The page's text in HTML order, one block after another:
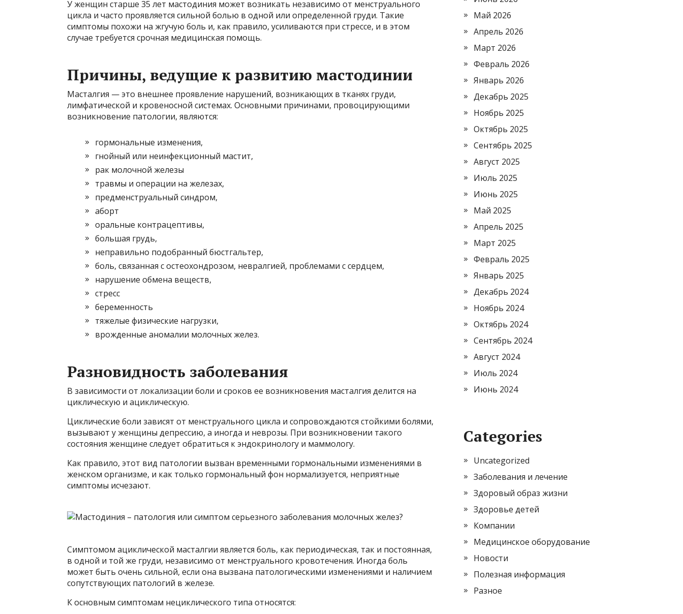
У женщин старше 35 лет мастодиния может возникать независимо от менструального
цикла и часто проявляется сильной болью в одной или определенной груди. Такие
симптомы похожи на жгучую боль и, как правило, усиливаются при стрессе, и в этом
случае требуется срочная медицинская помощь.
Причины, ведущие к развитию мастодинии
Масталгия — это внешнее проявление нарушений, возникающих в тканях груди,
лимфатической и кровеносной системах. Основными причинами, провоцирующими
возникновение патологии, являются:
гормональные изменения,
гнойный или неинфекционный мастит,
рак молочной железы
травмы и операции на железах,
предменструальный синдром,
аборт
оральные контрацептивы,
большая грудь,
неправильно подобранный бюстгальтер,
боль, связанная с остеохондрозом, невралгией, проблемами с сердцем,
нарушение обмена веществ,
стресс
беременность
тяжелые физические нагрузки,
врожденные аномалии молочных желез.
Разновидность заболевания
В зависимости от локализации боли и сроков ее возникновения масталгия делится на
циклическую и ациклическую.
Циклические боли зависят от менструального цикла и сопровождаются стойкими болями,
вызывают у женщины депрессию, а иногда и неврозы. При возникновении такого
состояния женщине следует обратиться к эндокринологу и маммологу.
Как правило, этот вид патологии вызван временными гормональными изменениями в
женском организме, и как только гормональный фон нормализуется, неприятные
симптомы исчезают.
Симптомом ациклической масталгии является боль, как периодическая, так и постоянная,
в одной и той же груди, независимо от менструального кровотечения. Иногда боль
может быть очень сильной, если она вызвана патологическими изменениями и наличием
сопутствующих патологий в железе.
К основным симптомам нециклического типа относятся:
Май 2026
Апрель 2026
Март 2026
Февраль 2026
Январь 2026
Декабрь 2025
Ноябрь 2025
Октябрь 2025
Сентябрь 2025
Август 2025
Июль 2025
Июнь 2025
Май 2025
Апрель 2025
Март 2025
Февраль 2025
Январь 2025
Декабрь 2024
Ноябрь 2024
Октябрь 2024
Сентябрь 2024
Август 2024
Июль 2024
Июнь 2024
Categories
Uncategorized
Заболевания и лечение
Здоровый образ жизни
Здоровье детей
Компании
Медицинское оборудование
Новости
Полезная информация
Разное